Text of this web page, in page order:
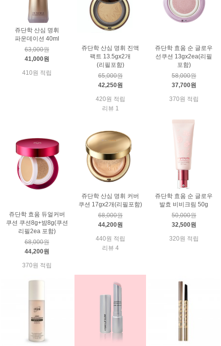
쥬단학 산심 명휘
파운데이션 40ml
63,000원
41,000원
410원 적립
쥬단학 산심 명휘 진액
팩트 13.5gx2개
(리필포함)
65,000원
42,250원
420원 적립
리뷰 1
쥬단학 효움 순 글로우
선쿠션 13gx2ea(리필
포함)
58,000원
37,700원
370원 적립
쥬단학 효움 듀얼커버
쿠션 쿠션8g+밤8g(쿠션
리필2ea 포함)
68,000원
44,200원
370원 적립
쥬단학 산심 명휘 커버
쿠션 17gx2개(리필포함)
68,000원
44,200원
440원 적립
리뷰 4
쥬단학 효움 순 글로우
발효 비비크림 50g
50,000원
32,500원
320원 적립